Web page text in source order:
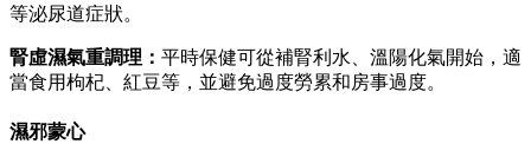
等泌尿道症狀。
腎虛濕氣重調理： 平時保健可從補腎利水、溫陽化氣開始，適
當食用枸杞、紅豆等，並避免過度勞累和房事過度。
濕邪蒙心